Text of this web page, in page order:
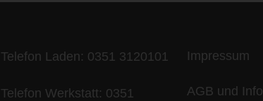
Telefon Laden: 0351 3120101
Telefon Werkstatt: 0351
Impressum
AGB und Info